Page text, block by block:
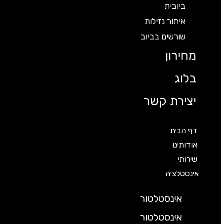
ביובית
איתור נזילות
שורשים בביוב
מחירון
בלוג
יצירת קשר
דף הבית
אודותינו
שירותי
אינסטלציה
אינסטלטור
אינסטלטור